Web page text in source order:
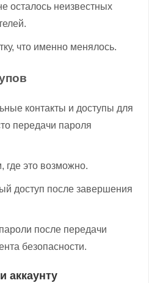
осталось неизвестных
что именно менялось.
контакты и доступы для
передачи пароля
где это возможно.
доступ после завершения
после передачи
безопасности.
аккаунту